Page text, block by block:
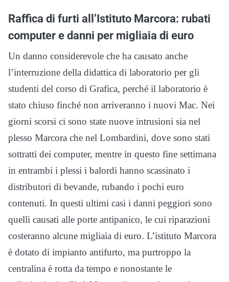
Raffica di furti all’Istituto Marcora: rubati
computer e danni per migliaia di euro
Un danno considerevole che ha causato anche
l’interruzione della didattica di laboratorio per gli
studenti del corso di Grafica, perché il laboratorio è
stato chiuso finché non arriveranno i nuovi Mac. Nei
giorni scorsi ci sono state nuove intrusioni sia nel
plesso Marcora che nel Lombardini, dove sono stati
sottratti dei computer, mentre in questo fine settimana
in entrambi i plessi i balordi hanno scassinato i
distributori di bevande, rubando i pochi euro
contenuti. In questi ultimi casi i danni peggiori sono
quelli causati alle porte antipanico, le cui riparazioni
costeranno alcune migliaia di euro. L’istituto Marcora
è dotato di impianto antifurto, ma purtroppo la
centralina è rotta da tempo e nonostante le